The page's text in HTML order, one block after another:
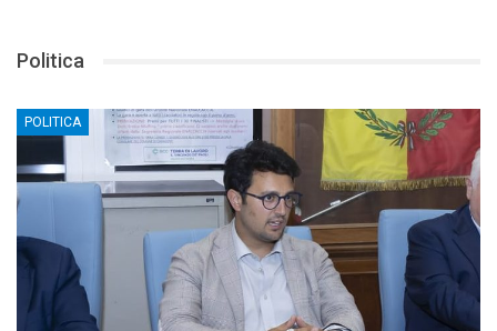
Politica
POLITICA